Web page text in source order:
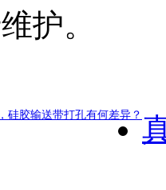
护。
硅胶输送带打孔有何差异？